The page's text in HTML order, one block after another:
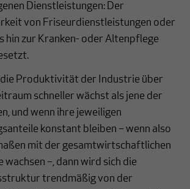
Dienstleistungen: Der
von Friseurdienstleistungen oder
hin zur Kranken- oder Altenpflege
die Produktivität der Industrie über
schneller wächst als jene der
und wenn ihre jeweiligen
konstant bleiben – wenn also
mit der gesamtwirtschaftlichen
–, dann wird sich die
trendmäßig von der